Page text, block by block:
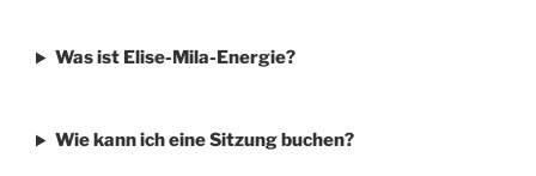
Was ist Elise-Mila-Energie?
Wie kann ich eine Sitzung buchen?